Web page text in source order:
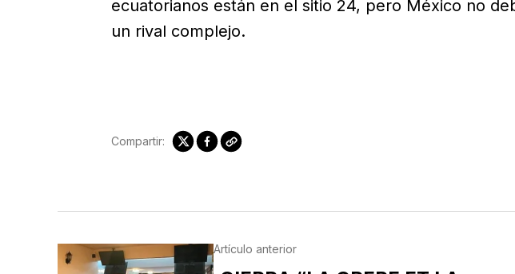
ecuatorianos están en el sitio 24, pero México no
un rival complejo.
Compartir:
Artículo anterior